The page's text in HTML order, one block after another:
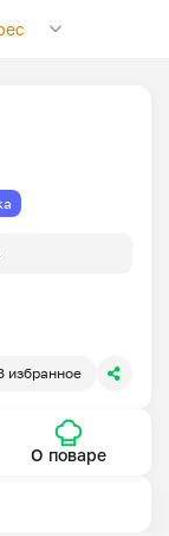
избранное
О поваре